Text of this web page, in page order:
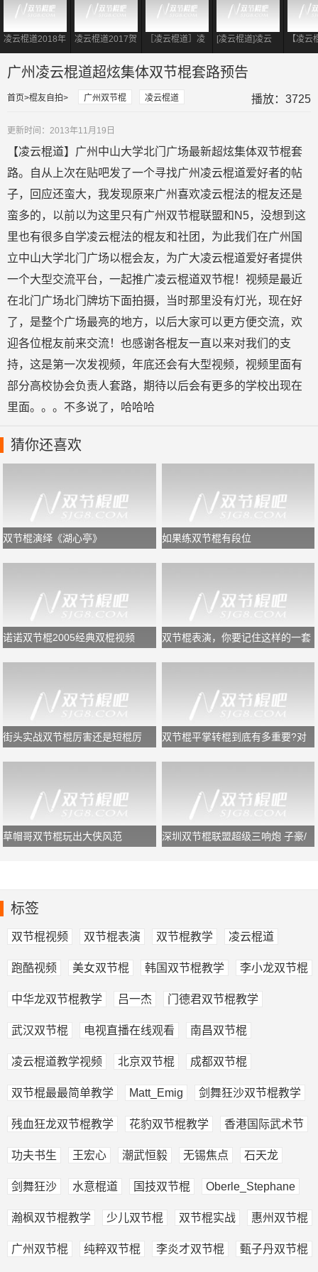
凌云棍道2018年
贺岁片 - 须尽欢3
凌云棍道2017贺
岁片-须尽欢2
［凌云棍道］凌
云女汉子养成记
－彩爷特训留念
[凌云棍道]凌云
新秀-南宁凌云双
节棍俱乐部
【凌云
灯下的
广州凌云棍道超炫集体双节棍套路预告
首页 棍友自拍 广州双节棍 凌云棍道 播放：3725
更新时间：2013年11月19日
【凌云棍道】广州中山大学北门广场最新超炫集体双节棍套
路。自从上次在贴吧发了一个寻找广州凌云棍道爱好者的帖
子，回应还蛮大，我发现原来广州喜欢凌云棍法的棍友还是
蛮多的，以前以为这里只有广州双节棍联盟和N5，没想到这
里也有很多自学凌云棍法的棍友和社团，为此我们在广州国
立中山大学北门广场以棍会友，为广大凌云棍道爱好者提供
一个大型交流平台，一起推广凌云棍道双节棍！视频是最近
在北门广场北门牌坊下面拍摄，当时那里没有灯光，现在好
了，是整个广场最亮的地方，以后大家可以更方便交流，欢
迎各位棍友前来交流！也感谢各棍友一直以来对我们的支
持，这是第一次发视频，年底还会有大型视频，视频里面有
部分高校协会负责人套路，期待以后会有更多的学校出现在
里面。。。不多说了，哈哈哈
猜你还喜欢
双节棍演绎《湖心亭》 如果练双节棍有段位
诺诺双节棍2005经典双棍视频
双节棍表演，你要记住这样的一套
街头实战双节棍厉害还是短棍厉
双节棍平掌转棍到底有多重要?对
草帽哥双节棍玩出大侠风范
深圳双节棍联盟超级三响炮 子豪/
标签
双节棍视频 双节棍表演 双节棍教学 凌云棍道
跑酷视频 美女双节棍 韩国双节棍教学 李小龙双节棍
中华龙双节棍教学 吕一杰 门德君双节棍教学
武汉双节棍 电视直播在线观看 南昌双节棍
凌云棍道教学视频 北京双节棍 成都双节棍
双节棍最最简单教学 Matt_Emig 剑舞狂沙双节棍教学
残血狂龙双节棍教学 花豹双节棍教学 香港国际武术节
功夫书生 王宏心 潮武恒毅 无锡焦点 石天龙
剑舞狂沙 水意棍道 国技双节棍 Oberle_Stephane
瀚枫双节棍教学 少儿双节棍 双节棍实战 惠州双节棍
广州双节棍 纯粹双节棍 李炎才双节棍 甄子丹双节棍